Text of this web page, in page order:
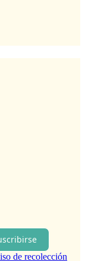
de recolección